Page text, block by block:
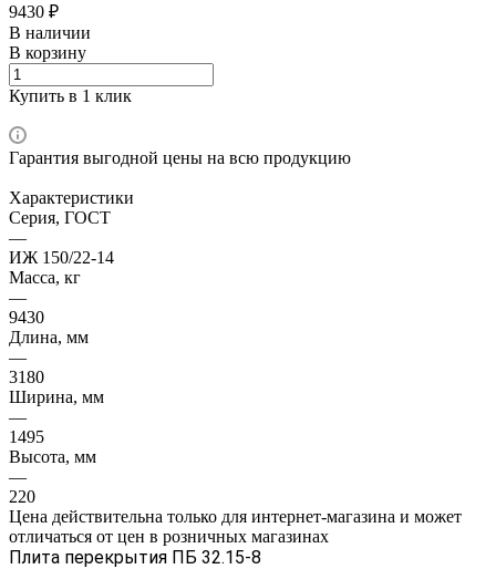
9430 ₽
В наличии
В корзину
Купить в 1 клик
Гарантия выгодной цены на всю продукцию
Характеристики
Серия, ГОСТ
—
ИЖ 150/22-14
Масса, кг
—
9430
Длина, мм
—
3180
Ширина, мм
—
1495
Высота, мм
—
220
Цена действительна только для интернет-магазина и может
отличаться от цен в розничных магазинах
Плита перекрытия ПБ 32.15-8